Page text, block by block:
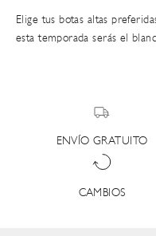
Elige tus botas altas
esta temporada serás el
ENVÍO GRATUITO
CAMBIOS